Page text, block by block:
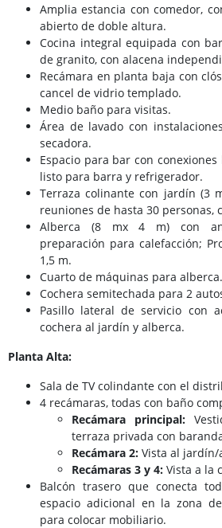
Amplia estancia con comedor,
abierto de doble altura.
Cocina integral equipada con
de granito, con alacena
Recámara en planta baja con
cancel de vidrio templado.
Medio baño para visitas.
Área de lavado con
secadora.
Espacio para bar con
listo para barra y refrigerador.
Terraza colinante con jardín (3
reuniones de hasta 30 personas,
Alberca (8 mx 4 m) con
preparación para calefacción;
1,5 m.
Cuarto de máquinas para alberca.
Cochera semitechada para 2
Pasillo lateral de servicio con
cochera al jardín y alberca.
Planta Alta:
Sala de TV colindante con el
4 recámaras, todas con baño
Recámara principal:
terraza privada con
Recámara 2: Vista al jardín/
Recámaras 3 y 4: Vista a la
Balcón trasero que conecta
espacio adicional en la zona
para colocar mobiliario.